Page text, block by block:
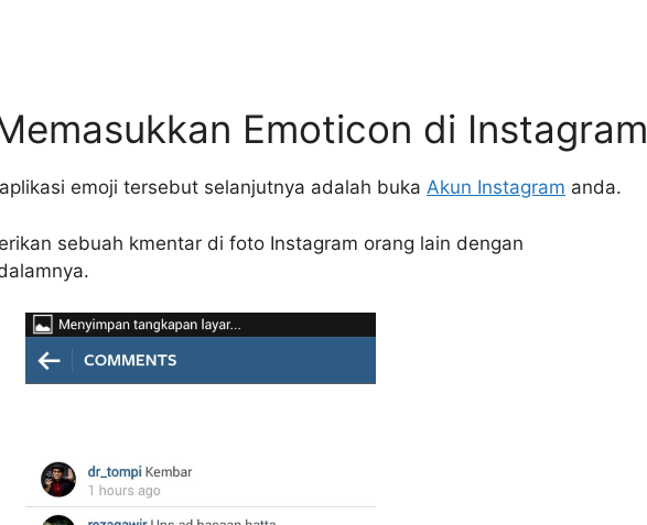
Emoticon di Instagram
emoji tersebut selanjutnya adalah buka Akun Instagram anda.
sebuah kmentar di foto Instagram orang lain dengan